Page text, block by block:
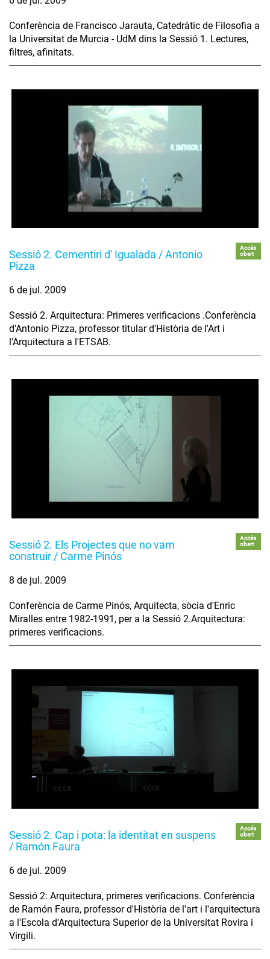
Conferència de Francisco Jarauta, Catedràtic de Filosofia a
la Universitat de Murcia - UdM dins la Sessió 1. Lectures,
filtres, afinitats.
Sessió 2. Cementiri d' Igualada / Antonio
Pizza
Accés
obert
6 de jul. 2009
Sessió 2. Arquitectura: Primeres verificacions .Conferència
d'Antonio Pizza, professor titular d'Història de l'Art i
l'Arquitectura a l'ETSAB.
Sessió 2. Els Projectes que no vam
construir / Carme Pinós
Accés
obert
8 de jul. 2009
Conferència de Carme Pinós, Arquitecta, sòcia d'Enric
Miralles entre 1982-1991, per a la Sessió 2.Arquitectura:
primeres verificacions.
Sessió 2. Cap i pota: la identitat en suspens
/ Ramón Faura
Accés
obert
6 de jul. 2009
Sessió 2: Arquitectura, primeres verificacions. Conferència
de Ramón Faura, professor d'Història de l'art i l'arquitectura
a l'Escola d'Arquitectura Superior de la Universitat Rovira i
Virgili.